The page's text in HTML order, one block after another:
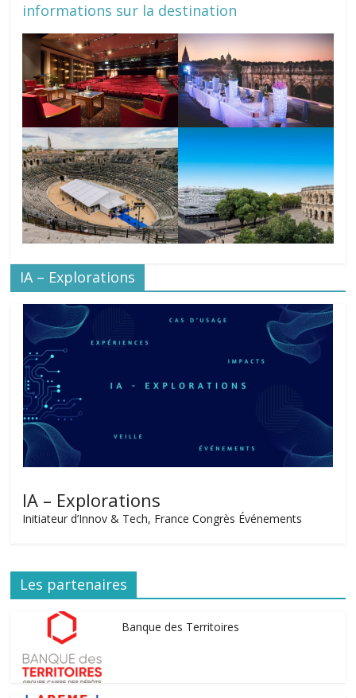
informations sur la destination
IA – Explorations
IA – Explorations
Initiateur d’Innov & Tech, France Congrès Événements
Les partenaires
Banque des Territoires